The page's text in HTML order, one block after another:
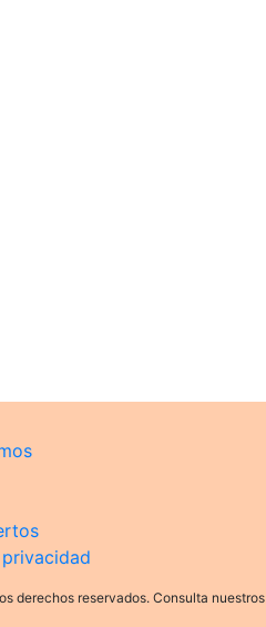
derechos reservados. Consulta nuestros